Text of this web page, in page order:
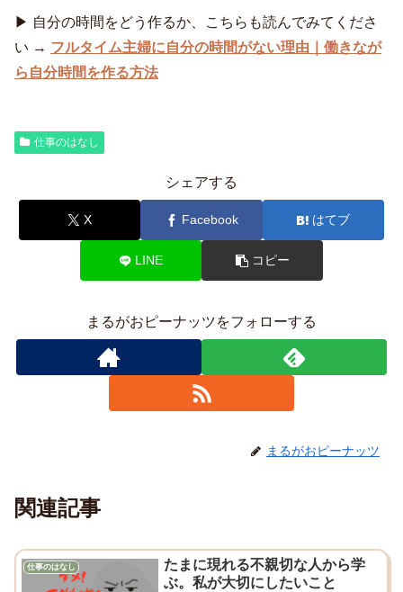
▶ 自分の時間をどう作るか、こちらも読んでみてくださ
い → フルタイム主婦に自分の時間がない理由｜働きなが
ら自分時間を作る方法
仕事のはなし
シェアする
X Facebook はてブ
LINE コピー
まるがおピーナッツをフォローする
まるがおピーナッツ
関連記事
仕事のはなし
たまに現れる不親切な人から学
ぶ。私が大切にしたいこと